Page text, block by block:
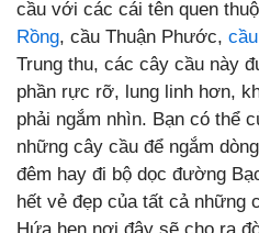
cầu với các cái tên quen
Rồng, cầu Thuận Phước,
Trung thu, các cây cầu này
phần rực rỡ, lung linh hơn,
phải ngắm nhìn. Bạn có thể
những cây cầu để ngắm
đêm hay đi bộ dọc đường
hết vẻ đẹp của tất cả những